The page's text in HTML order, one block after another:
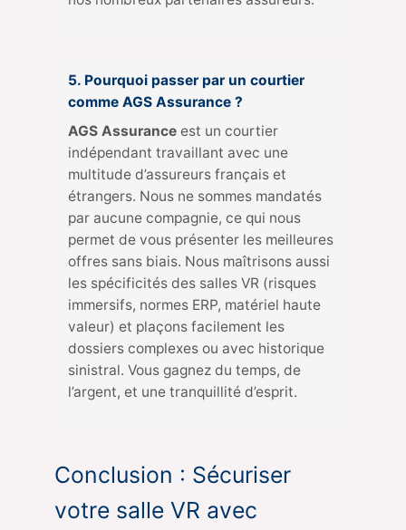
5. Pourquoi passer par un courtier
comme AGS Assurance ?
AGS Assurance est un courtier
indépendant travaillant avec une
multitude d’assureurs français et
étrangers. Nous ne sommes mandatés
par aucune compagnie, ce qui nous
permet de vous présenter les meilleures
offres sans biais. Nous maîtrisons aussi
les spécificités des salles VR (risques
immersifs, normes ERP, matériel haute
valeur) et plaçons facilement les
dossiers complexes ou avec historique
sinistral. Vous gagnez du temps, de
l’argent, et une tranquillité d’esprit.
Conclusion : Sécuriser
votre salle VR avec